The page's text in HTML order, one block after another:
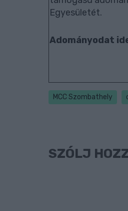
Egyesületét.
Adományodat
MCC Szombathely
SZÓLJ